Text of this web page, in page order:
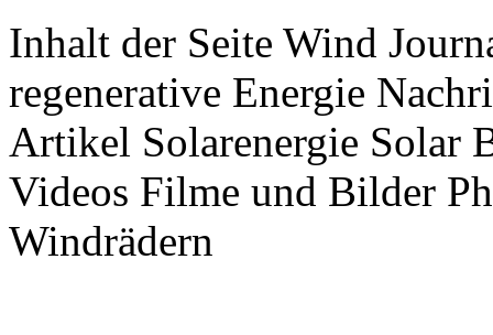
Inhalt der Seite Wind
regenerative Energie
Artikel Solarenergie Solar
Videos Filme und Bilder
Windrädern